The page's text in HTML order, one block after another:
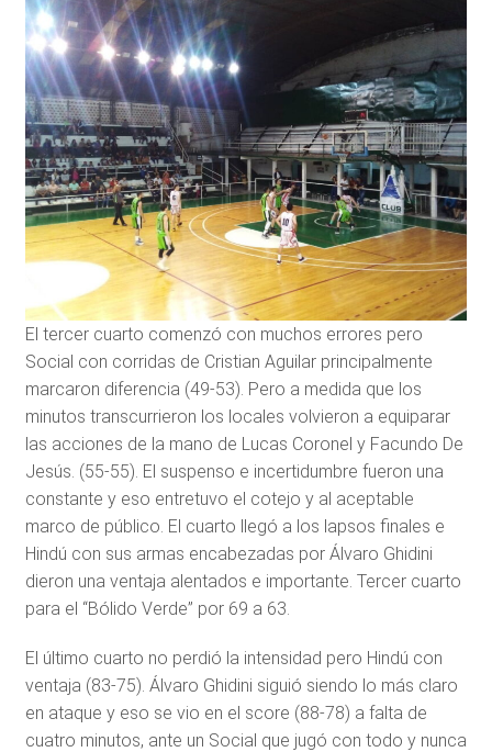
El tercer cuarto comenzó con muchos errores pero
Social con corridas de Cristian Aguilar principalmente
marcaron diferencia (49-53). Pero a medida que los
minutos transcurrieron los locales volvieron a equiparar
las acciones de la mano de Lucas Coronel y Facundo De
Jesús. (55-55). El suspenso e incertidumbre fueron una
constante y eso entretuvo el cotejo y al aceptable
marco de público. El cuarto llegó a los lapsos finales e
Hindú con sus armas encabezadas por Álvaro Ghidini
dieron una ventaja alentados e importante. Tercer cuarto
para el “Bólido Verde” por 69 a 63.
El último cuarto no perdió la intensidad pero Hindú con
ventaja (83-75). Álvaro Ghidini siguió siendo lo más claro
en ataque y eso se vio en el score (88-78) a falta de
cuatro minutos, ante un Social que jugó con todo y nunca